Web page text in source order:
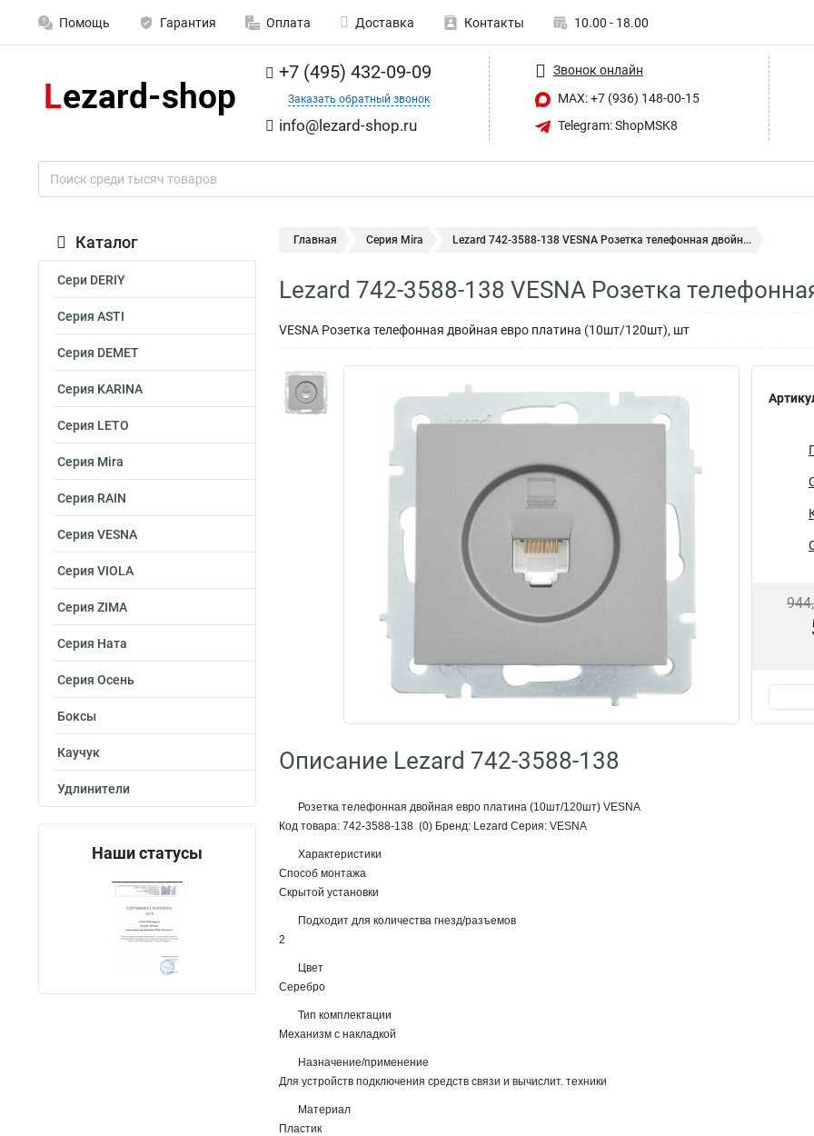
Помощь Гарантия Оплата Доставка Контакты 10.00 - 18.00
+7 (495) 432-09-09
Заказать обратный звонок
info@lezard-shop.ru
Звонок онлайн
MAX: +7 (936) 148-00-15
Telegram: ShopMSK8
Каталог
Сери DERIY
Серия ASTI
Серия DEMET
Серия KARINA
Серия LETO
Серия Mira
Серия RAIN
Серия VESNA
Серия VIOLA
Серия ZIMA
Серия Ната
Серия Осень
Боксы
Каучук
Удлинители
Наши статусы
Главная Серия Mira Lezard 742-3588-138 VESNA Розетка телефонная двойн...
Lezard 742-3588-138 VESNA Розетка
VESNA Розетка телефонная двойная евро платина (10шт/120шт), шт
Описание Lezard 742-3588-138
Розетка телефонная двойная евро платина (10шт/120шт) VESNA
Код товара: 742-3588-138 (0) Бренд: Lezard Серия: VESNA
Характеристики
Способ монтажа
Скрытой установки
Подходит для количества гнезд/разъемов
2
Цвет
Серебро
Тип комплектации
Механизм с накладкой
Назначение/применение
Для устройств подключения средств связи и вычислит. техники
Материал
Пластик